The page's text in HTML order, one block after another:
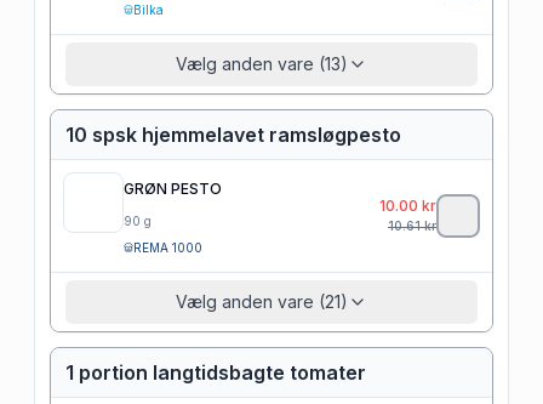
Bilka
Vælg anden vare (13)
10 spsk hjemmelavet ramsløgpesto
GRØN PESTO
90 g
REMA 1000
10.00 kr
10.61kr
Vælg anden vare (21)
1 portion langtidsbagte tomater